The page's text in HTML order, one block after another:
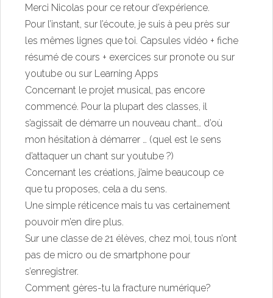
Merci Nicolas pour ce retour d’expérience.
Pour l’instant, sur l’écoute, je suis à peu près sur
les mêmes lignes que toi. Capsules vidéo + fiche
résumé de cours + exercices sur pronote ou sur
youtube ou sur Learning Apps
Concernant le projet musical, pas encore
commencé. Pour la plupart des classes, il
s’agissait de démarre un nouveau chant… d’où
mon hésitation à démarrer … (quel est le sens
d’attaquer un chant sur youtube ?)
Concernant les créations, j’aime beaucoup ce
que tu proposes, cela a du sens.
Une simple réticence mais tu vas certainement
pouvoir m’en dire plus.
Sur une classe de 21 élèves, chez moi, tous n’ont
pas de micro ou de smartphone pour
s’enregistrer.
Comment gères-tu la fracture numérique?